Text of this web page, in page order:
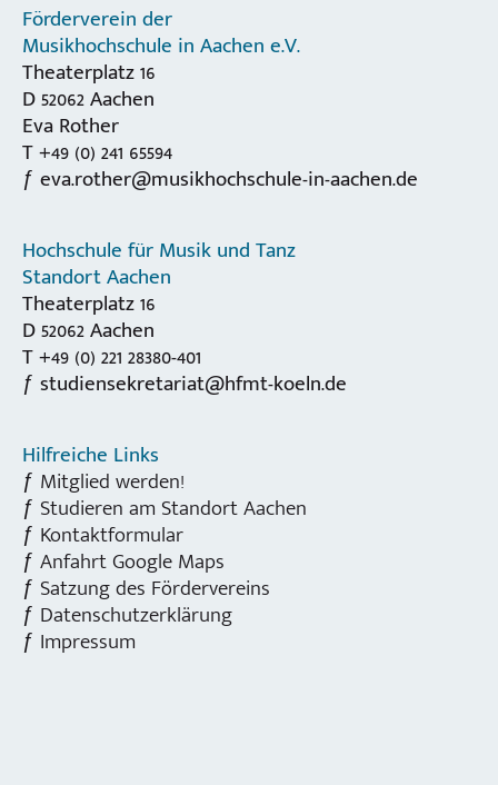
Förderverein der
Musikhochschule in Aachen e.V.
Theaterplatz 16
D 52062 Aachen
Eva Rother
T +49 (0) 241 65594
eva.rother@musikhochschule-in-aachen.de
Hochschule für Musik und Tanz
Standort Aachen
Theaterplatz 16
D 52062 Aachen
T +49 (0) 221 28380-401
studiensekretariat@hfmt-koeln.de
Hilfreiche Links
Mitglied werden!
Studieren am Standort Aachen
Kontaktformular
Anfahrt Google Maps
Satzung des Fördervereins
Datenschutzerklärung
Impressum